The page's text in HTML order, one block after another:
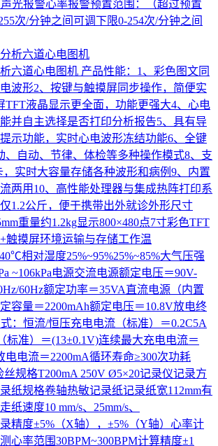
光报警心率报警预置范围：（超过预置
次/分钟之间可调下限0-254次/分钟之间
六道心电图机 产品性能：1、彩色图文同
波形2、按键与触摸屏同步操作，简便实
TFT液晶显示更全面，功能更强大4、心电
并自主选择是否打印分析报告5、具有导
示功能，实时心电波形冻结功能6、全键
、自动、节律、体检等多种操作模式8、支
实时大容量存储各种波形和病例9、内置
两用10、高性能处理器与集成热阵打印系
1.2公斤，便于携带出外就诊外形尺寸
重量约1.2kg显示800×480点7寸彩色TFT
触摸屏环境运输与存储工作温
相对湿度25%~95%25%~85%大气压强
~106kPa电源交流电源额定电压＝90V-
60Hz额定功率＝35VA直流电源（内置
容量＝2200mAh额定电压＝10.8V放电终
：恒流/恒压充电电流（标准）＝0.2C5A
标准）＝(13±0.1V)连续最大充电电流＝
电电流＝2200mA循环寿命≥300次功耗
规格T200mA 250V Ø5×20记录仪记录方
纸规格卷轴热敏记录纸记录纸宽112mm有
纸速度10 mm/s、25mm/s、
录精度±5%（X轴），±5%（Y轴）心率计
心率范围30BPM~300BPM计算精度±1